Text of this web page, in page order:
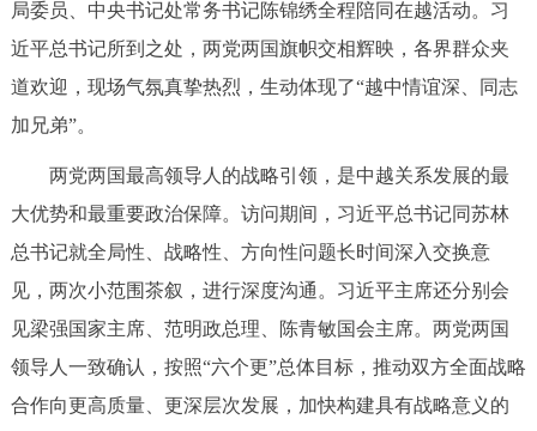
局委员、中央书记处常务书记陈锦绣全程陪同在越活动。习
近平总书记所到之处，两党两国旗帜交相辉映，各界群众夹
道欢迎，现场气氛真挚热烈，生动体现了“越中情谊深、同志
加兄弟”。
两党两国最高领导人的战略引领，是中越关系发展的最
大优势和最重要政治保障。访问期间，习近平总书记同苏林
总书记就全局性、战略性、方向性问题长时间深入交换意
见，两次小范围茶叙，进行深度沟通。习近平主席还分别会
见梁强国家主席、范明政总理、陈青敏国会主席。两党两国
领导人一致确认，按照“六个更”总体目标，推动双方全面战略
合作向更高质量、更深层次发展，加快构建具有战略意义的